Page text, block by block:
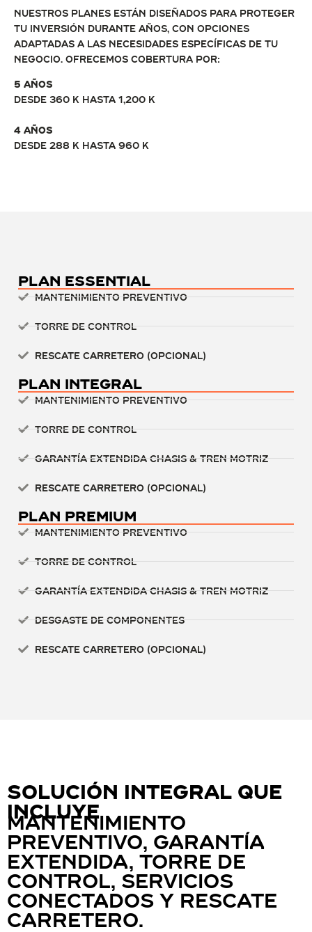
Nuestros planes están diseñados para proteger
tu inversión durante años, con opciones
adaptadas a las necesidades específicas de tu
negocio. Ofrecemos cobertura por:
5 años
Desde 360 K hasta 1,200 K
4 años
Desde 288 K hasta 960 K
Plan Essential
Mantenimiento preventivo
Torre de control
Rescate carretero (Opcional)
Plan Integral
Mantenimiento preventivo
Torre de control
Garantía extendida chasis & tren motriz
Rescate carretero (Opcional)
Plan Premium
Mantenimiento preventivo
Torre de control
Garantía extendida chasis & tren motriz
Desgaste de componentes
Rescate carretero (Opcional)
solución integral que
incluye
mantenimiento
preventivo, garantía
extendida, torre de
control, servicios
conectados y rescate
carretero.